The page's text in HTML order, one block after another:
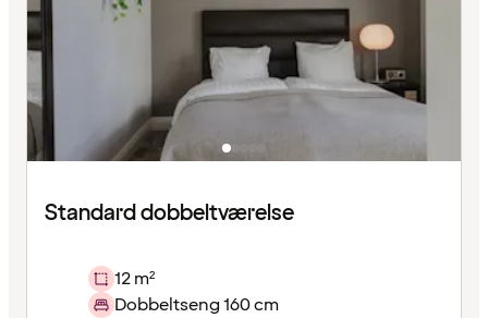
Standard dobbeltværelse
12 m²
Dobbeltseng 160 cm